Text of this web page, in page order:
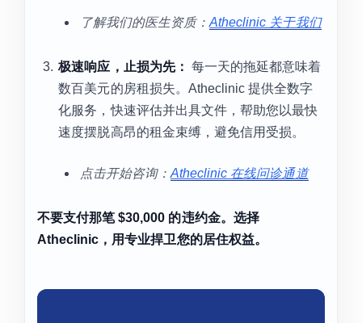
了解我们的医生资质：Atheclinic 关于我们
极速响应，止损为先： 每一天的拖延都意味着
数百美元的房租损失。Atheclinic 提供全数字
化服务，快速评估并出具文件，帮助您以最快
速度摆脱高昂的租金束缚，避免信用受损。
点击开始咨询：Atheclinic 在线问诊通道
不要支付那笔 $30,000 的违约金。选择
Atheclinic，用专业捍卫您的居住权益。